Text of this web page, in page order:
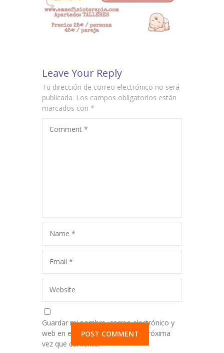
-- Talleres para familias
Talleres
Contacto
Leave Your Reply
Tu dirección de correo electrónico no será
publicada. Los campos obligatorios están
marcados con *
Comment *
Name *
Email *
Website
Guardar mi nombre, correo electrónico y
web en este navegador para la próxima
vez que comente.